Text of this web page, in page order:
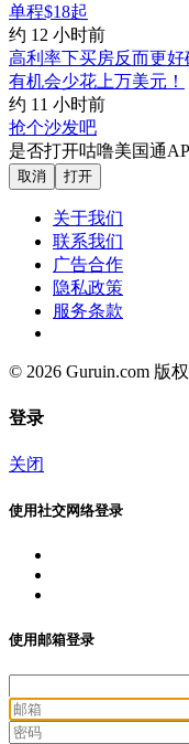
单程$18起
约 12 小时前
高利率下买房反而更
有机会少花上万美元！
约 11 小时前
抢个沙发吧
是否打开咕噜美国通
取消 打开
关于我们
联系我们
广告合作
隐私政策
服务条款
© 2026 Guruin.com 版
登录
关闭
使用社交网络登录
使用邮箱登录